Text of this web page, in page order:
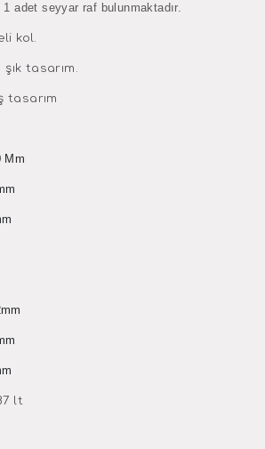
adet seyyar raf bulunmaktadır.
kol.
tasarım.
tasarım
Mm
lt